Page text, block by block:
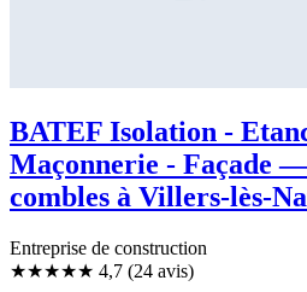
BATEF Isolation -
Maçonnerie - Façade
combles à Villers-lès-
Entreprise de construction
★★★★★ 4,7 (24 avis)